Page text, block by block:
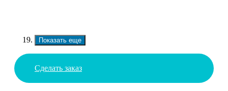
Показать еще
Сделать заказ